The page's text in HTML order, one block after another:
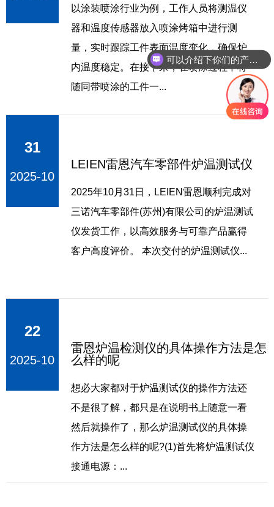
以涂装喷涂行业为例，工作人员将测温仪
器和温度传感器放入喷涂烤箱中进行测
量，实时跟踪工件表面温度变化，确保炉
内温度稳定。在接下来，在喷涂过程中将
随同带喷涂的工件一...
31
2025-10
LEIEN雷恩汽车零部件炉温测试仪
2025年10月31日，LEIEN雷恩顺利完成对
三诺汽车零部件(苏州)有限公司的炉温测试
仪发货工作，以高效服务与可靠产品赢得
客户高度评价。 本次交付的炉温测试仪...
22
2025-10
雷恩炉温检测仪的具体操作方法是怎
么样的呢
想必大家都对于炉温测试仪的操作方法还
不是很了解，都只是在说明书上随意一看
然后就操作了，那么炉温测试仪的具体操
作方法是怎么样的呢?(1)首先将炉温测试仪
接通电源：...
可以介绍下你们的产品么